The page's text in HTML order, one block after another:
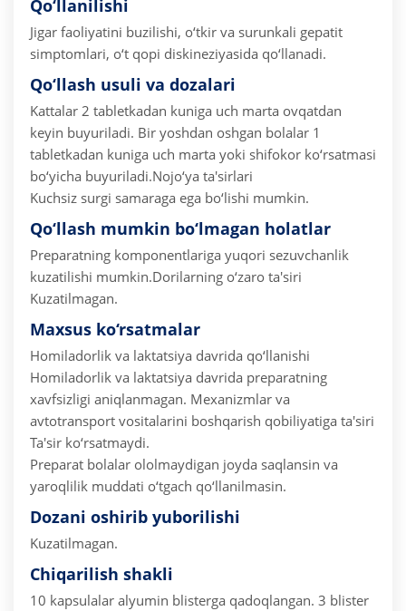
Qo‘llanilishi
Jigar faoliyatini buzilishi, o‘tkir va surunkali gepatit
simptomlari, o‘t qopi diskineziyasida qo‘llanadi.
Qo‘llash usuli va dozalari
Kattalar 2 tabletkadan kuniga uch marta ovqatdan
keyin buyuriladi. Bir yoshdan oshgan bolalar 1
tabletkadan kuniga uch marta yoki shifokor ko‘rsatmasi
bo‘yicha buyuriladi.Nojo‘ya ta'sirlari
Kuchsiz surgi samaraga ega bo‘lishi mumkin.
Qo‘llash mumkin bo‘lmagan holatlar
Preparatning komponentlariga yuqori sezuvchanlik
kuzatilishi mumkin.Dorilarning o‘zaro ta'siri
Kuzatilmagan.
Maxsus ko‘rsatmalar
Homiladorlik va laktatsiya davrida qo‘llanishi
Homiladorlik va laktatsiya davrida preparatning
xavfsizligi aniqlanmagan. Mexanizmlar va
avtotransport vositalarini boshqarish qobiliyatiga ta'siri
Ta'sir ko‘rsatmaydi.
Preparat bolalar ololmaydigan joyda saqlansin va
yaroqlilik muddati o‘tgach qo‘llanilmasin.
Dozani oshirib yuborilishi
Kuzatilmagan.
Chiqarilish shakli
10 kapsulalar alyumin blisterga qadoqlangan. 3 blister